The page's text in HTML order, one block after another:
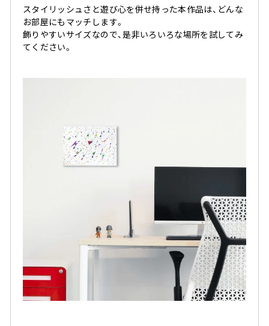
スタイリッシュさと遊び心を併せ持った本作品は、どんな
お部屋にもマッチします。
飾りやすいサイズなので、是非いろいろな場所を試してみ
てください。